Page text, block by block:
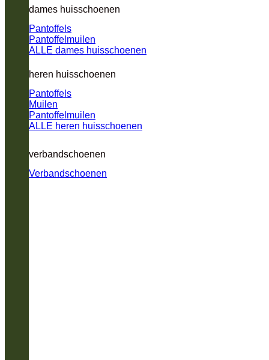
dames huisschoenen
Pantoffels
Pantoffelmuilen
ALLE dames huisschoenen
heren huisschoenen
Pantoffels
Muilen
Pantoffelmuilen
ALLE heren huisschoenen
verbandschoenen
Verbandschoenen